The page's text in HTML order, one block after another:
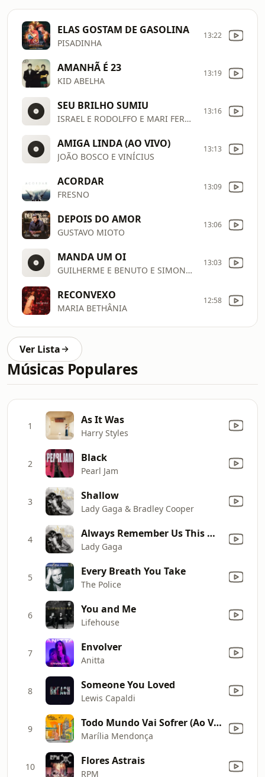
ELAS GOSTAM DE GASOLINA
PISADINHA
13:22
AMANHÃ É 23
KID ABELHA
13:19
SEU BRILHO SUMIU
ISRAEL E RODOLFFO E MARI FERNANDEZ
13:16
AMIGA LINDA (AO VIVO)
JOÃO BOSCO E VINÍCIUS
13:13
ACORDAR
FRESNO
13:09
DEPOIS DO AMOR
GUSTAVO MIOTO
13:06
MANDA UM OI
GUILHERME E BENUTO E SIMONE MENDES
13:03
RECONVEXO
MARIA BETHÂNIA
12:58
Ver Lista
Músicas Populares
1 As It Was
Harry Styles
2 Black
Pearl Jam
3 Shallow
Lady Gaga & Bradley Cooper
4 Always Remember Us This Way
Lady Gaga
5 Every Breath You Take
The Police
6 You and Me
Lifehouse
7 Envolver
Anitta
8 Someone You Loved
Lewis Capaldi
9 Todo Mundo Vai Sofrer (Ao Vivo)
Marília Mendonça
10 Flores Astrais
RPM